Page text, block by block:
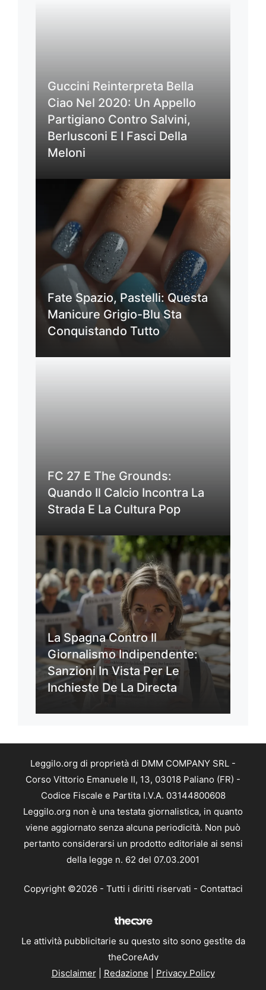
Guccini Reinterpreta Bella
Ciao Nel 2020: Un Appello
Partigiano Contro Salvini,
Berlusconi E I Fasci Della
Meloni
Fate Spazio, Pastelli: Questa
Manicure Grigio-Blu Sta
Conquistando Tutto
FC 27 E The Grounds:
Quando Il Calcio Incontra La
Strada E La Cultura Pop
La Spagna Contro Il
Giornalismo Indipendente:
Sanzioni In Vista Per Le
Inchieste De La Directa
Leggilo.org di proprietà di DMM COMPANY SRL -
Corso Vittorio Emanuele II, 13, 03018 Paliano (FR) -
Codice Fiscale e Partita I.V.A. 03144800608
Leggilo.org non è una testata giornalistica, in quanto
viene aggiornato senza alcuna periodicità. Non può
pertanto considerarsi un prodotto editoriale ai sensi
della legge n. 62 del 07.03.2001
Copyright ©2026 - Tutti i diritti riservati - Contattaci
Le attività pubblicitarie su questo sito sono gestite da
theCoreAdv
Disclaimer| Redazione Privacy Policy